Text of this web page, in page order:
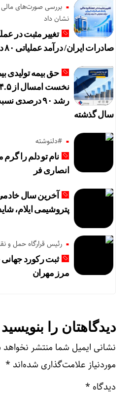
نشان داد
تغییر مثبت در
صادرات ایران/ درآمد عملیاتی ۸۰ درصد رشد کرد
حق بیمه تولیدی
رشد ۹۰
سال گذشته
#دلنوشته
نام تو دلم را
انصاری فر
آخرین سال
پتروشیمی ایلام،
رئیس قرارگاه حمل و
ثبت رکورد جهانی
مرز مهران
دیدگاهتان را بنویسید
نشانی ایمیل شما منتشر
موردنیاز علامت‌گذاری شده‌اند *
دیدگاه *